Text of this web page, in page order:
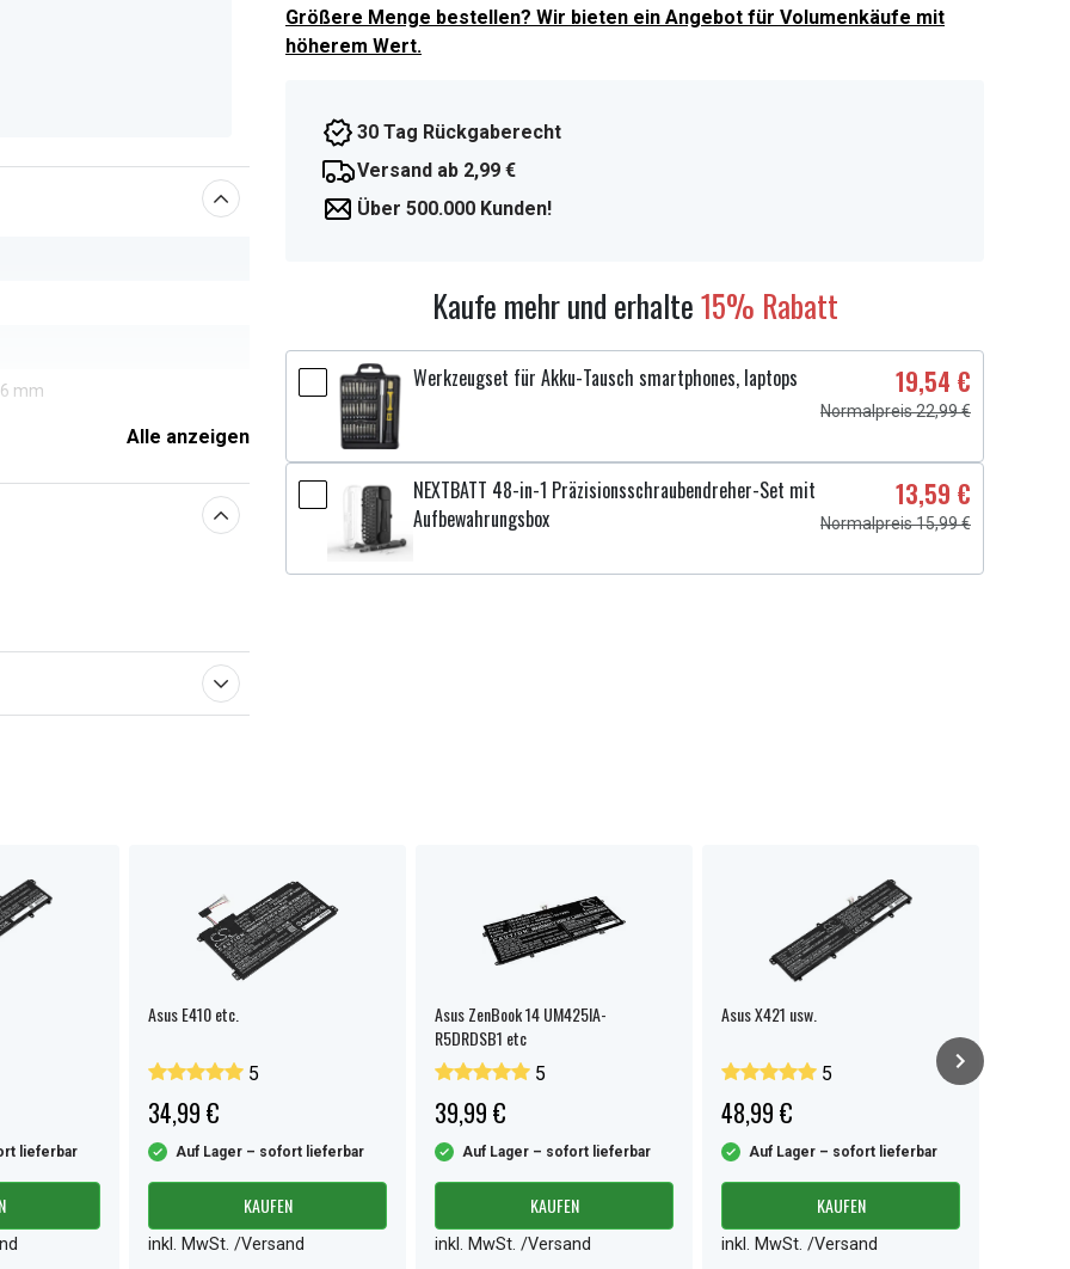
mm
Alle anzeigen
Größere Menge bestellen? Wir bieten ein Angebot für Volumenkäufe mit
höherem Wert.
30 Tag Rückgaberecht
Versand ab 2,99 €
Über 500.000 Kunden!
Kaufe mehr und erhalte15% Rabatt
Werkzeugset für Akku-Tausch smartphones, laptops 19,54 €
Normalpreis 22,99 €
NEXTBATT 48-in-1 Präzisionsschraubendreher-Set mit
Aufbewahrungsbox
13,59 €
Normalpreis 15,99 €
lieferbar
Asus E410 etc.
5
34,99 €
Auf Lager – sofort lieferbar
KAUFEN
inkl. MwSt. /Versand
Asus ZenBook 14 UM425IA-
R5DRDSB1 etc
5
39,99 €
Auf Lager – sofort lieferbar
KAUFEN
inkl. MwSt. /Versand
Asus X421 usw.
5
48,99 €
Auf Lager – sofort lieferbar
KAUFEN
inkl. MwSt. /Versand